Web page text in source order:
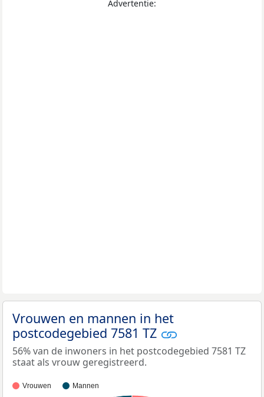
Advertentie:
Vrouwen en mannen in het
postcodegebied 7581 TZ
56% van de inwoners in het postcodegebied 7581 TZ
staat als vrouw geregistreerd.
Vrouwen Mannen